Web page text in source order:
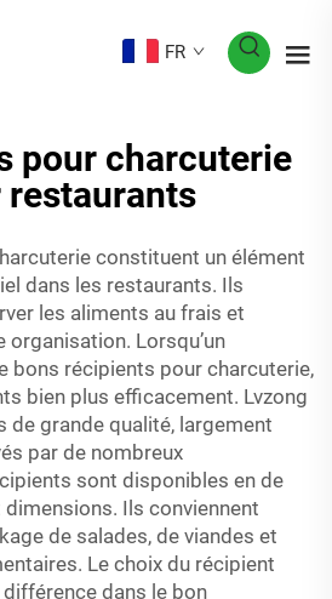
FR
pour charcuterie
restaurants
constituent un élément
dans les restaurants. Ils
les aliments au frais et
organisation. Lorsqu’un
bons récipients pour charcuterie,
bien plus efficacement. Lvzong
de grande qualité, largement
par de nombreux
sont disponibles en de
Ils conviennent
de salades, de viandes et
Le choix du récipient
dans le bon